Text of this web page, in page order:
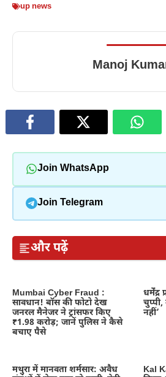
up news
Manoj
Join WhatsApp
Join Telegram
और पढ़ें
Mumbai Cyber Fraud :
सावधान! बॉस की फोटो देख
जनरल मैनेजर ने ट्रांसफर किए
₹1.98 करोड़; जानें पुलिस ने कैसे
बचाए पैसे
नहीं’
मथुरा में मानवता शर्मसार: अवैध
Kal